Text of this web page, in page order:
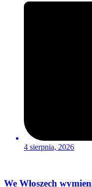
4 sierpnia, 2026
We Włoszech